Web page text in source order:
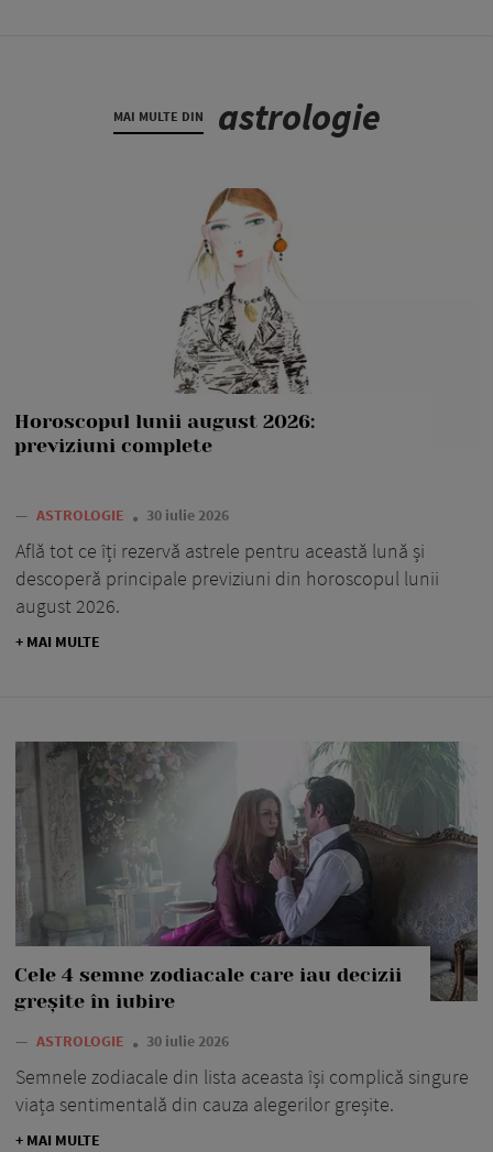
MAI MULTE DIN astrologie
Horoscopul lunii august 2026:
previziuni complete
— ASTROLOGIE 30 iulie 2026
Află tot ce îți rezervă astrele pentru această lună și
descoperă principale previziuni din horoscopul lunii
august 2026.
+ MAI MULTE
Cele 4 semne zodiacale care iau decizii
greșite în iubire
— ASTROLOGIE 30 iulie 2026
Semnele zodiacale din lista aceasta își complică singure
viața sentimentală din cauza alegerilor greșite.
+ MAI MULTE